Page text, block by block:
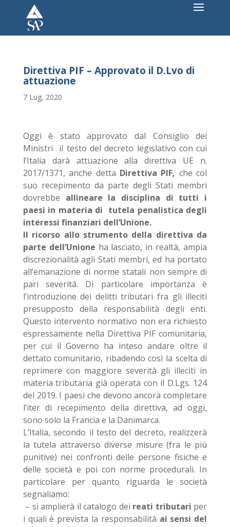
Direttiva PIF – Approvato il D.Lvo di
attuazione
7 Lug, 2020
Oggi è stato approvato dal Consiglio dei
Ministri il testo del decreto legislativo con cui
l’Italia darà attuazione alla direttiva UE n.
2017/1371, anche detta Direttiva PIF, che col
suo recepimento da parte degli Stati membri
dovrebbe allineare la disciplina di tutti i
paesi in materia di tutela penalistica degli
interessi finanziari dell’Unione.
Il ricorso allo strumento della direttiva da
parte dell’Unione ha lasciato, in realtà, ampia
discrezionalità agli Stati membri, ed ha portato
all’emanazione di norme statali non sempre di
pari severità. Di particolare importanza è
l’introduzione dei delitti tributari fra gli illeciti
presupposto della responsabilità degli enti.
Questo intervento normativo non era richiesto
espressamente nella Direttiva PIF comunitaria,
per cui il Governo ha inteso andare oltre il
dettato comunitario, ribadendo così la scelta di
reprimere con maggiore severità gli illeciti in
materia tributaria già operata con il D.Lgs. 124
del 2019. I paesi che devono ancora completare
l’iter di recepimento della direttiva, ad oggi,
sono solo la Francia e la Danimarca.
L’Italia, secondo il testo del decreto, realizzerà
la tutela attraverso diverse misure (fra le più
punitive) nei confronti delle persone fisiche e
delle società e poi con norme procedurali. In
particolare per quanto riguarda le società
segnaliamo:
– si amplierà il catalogo dei reati tributari per
i quali è prevista la responsabilità ai sensi del